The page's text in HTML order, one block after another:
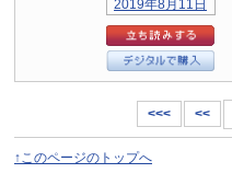
<<< <<
↑このページのトップへ